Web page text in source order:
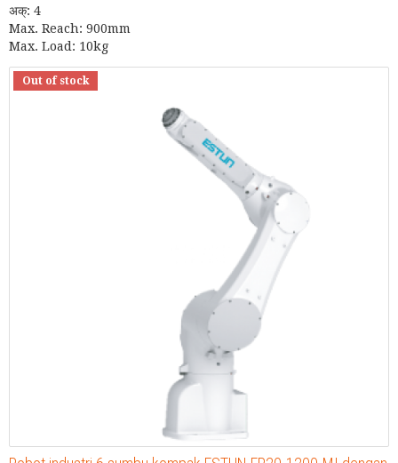
अक्: 4
Max. Reach: 900mm
Max. Load: 10kg
Out of stock